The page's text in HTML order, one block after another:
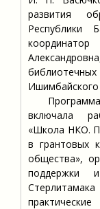
развития
Республики
библиотечных
Программа
включала
«Школа НКО.
в грантовых
общества»,
поддержки